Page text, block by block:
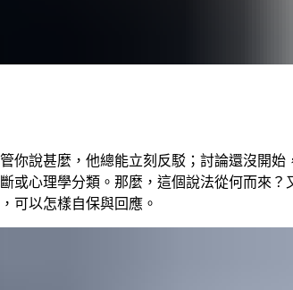
說甚麼，他總能立刻反駁；討論還沒開
心理學分類。那麼，這個說法從何而來
可以怎樣自保與回應。